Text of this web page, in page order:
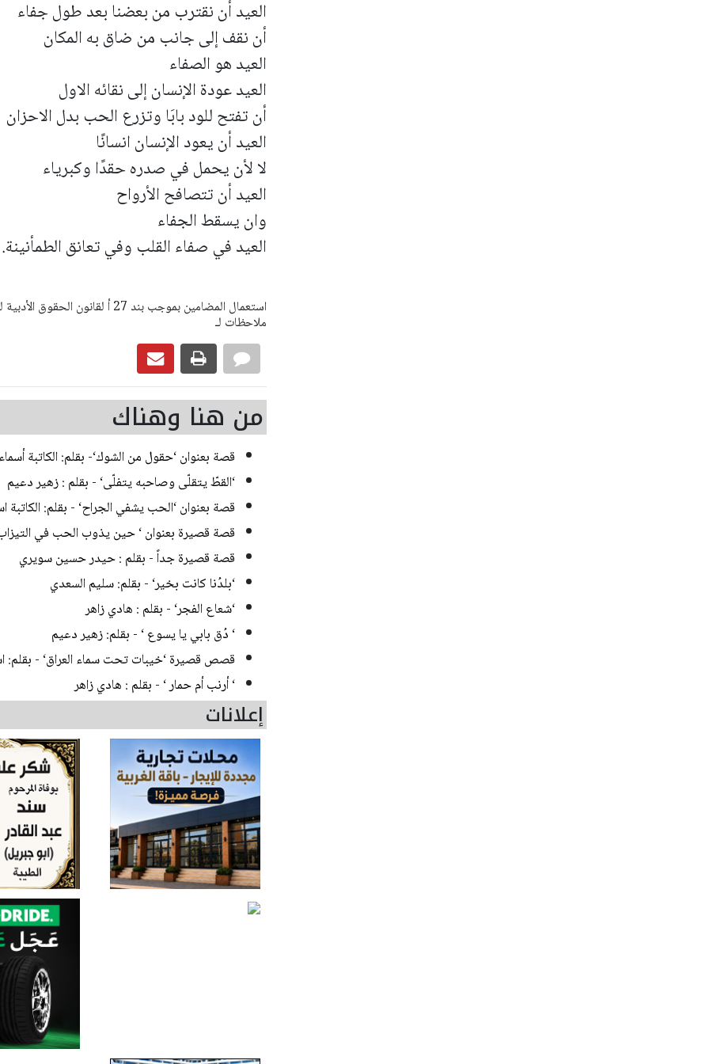
العيد أن نقترب من بعضنا بعد طول جفاء
أن نقف إلى جانب من ضاق به المكان
العيد هو الصفاء
العيد عودة الإنسان إلى نقائه الاول
أن تفتح للود بابَا وتزرع الحب بدل الاحزان
العيد أن يعود الإنسان انسانًا
لا لأن يحمل في صدره حقدًا وكبرياء
العيد أن تتصافح الأرواح
وان يسقط الجفاء
العيد في صفاء القلب وفي تعانق الطمأنينة.
ملاحظات لـ
من هنا وهناك
قصة بعنوان ‘حقول من الشوك‘- بقلم: الكاتبة
‘القطّ يتقلّى وصاحبه يتفلّى‘ - بقلم : زهير دعيم
قصة بعنوان ‘الحب يشفي الجراح‘ - بقلم: الكاتبة
قصة قصيرة بعنوان ‘ حين يذوب الحب في
قصة قصيرة جداً - بقلم : حيدر حسين سويري
‘بلدُنا كانت بخير‘ - بقلم: سليم السعدي
‘شعاع الفجر‘ - بقلم : هادي زاهر
‘ دُق بابي يا يسوع ‘ - بقلم: زهير دعيم
قصص قصيرة ‘خيبات تحت سماء العراق‘ - بقلم:
‘ أرنب أم حمار ‘ - بقلم : هادي زاهر
إعلانات